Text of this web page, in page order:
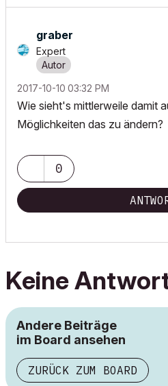
graber
Expert
‎2017-10-10 03:32 PM
Wie sieht's mittlerweile damit
Möglichkeiten das zu ändern?
0
Keine
Andere Beiträge
im Board ansehen
ZURÜCK ZUM BOARD